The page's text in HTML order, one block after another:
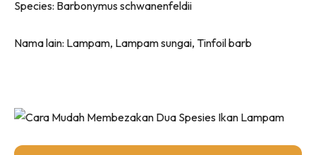
Species: Barbonymus schwanenfeldii
Nama lain: Lampam, Lampam sungai, Tinfoil barb